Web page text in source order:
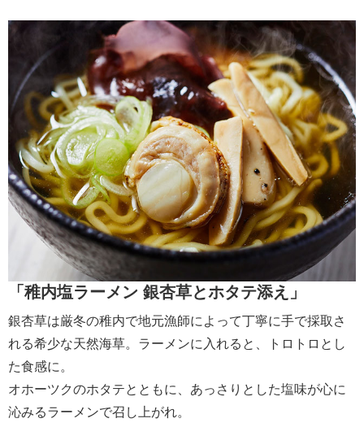
「稚内塩ラーメン 銀杏草とホタテ添え」
銀杏草は厳冬の稚内で地元漁師によって丁寧に手で採取さ
れる希少な天然海草。ラーメンに入れると、トロトロとし
た食感に。
オホーツクのホタテとともに、あっさりとした塩味が心に
沁みるラーメンで召し上がれ。